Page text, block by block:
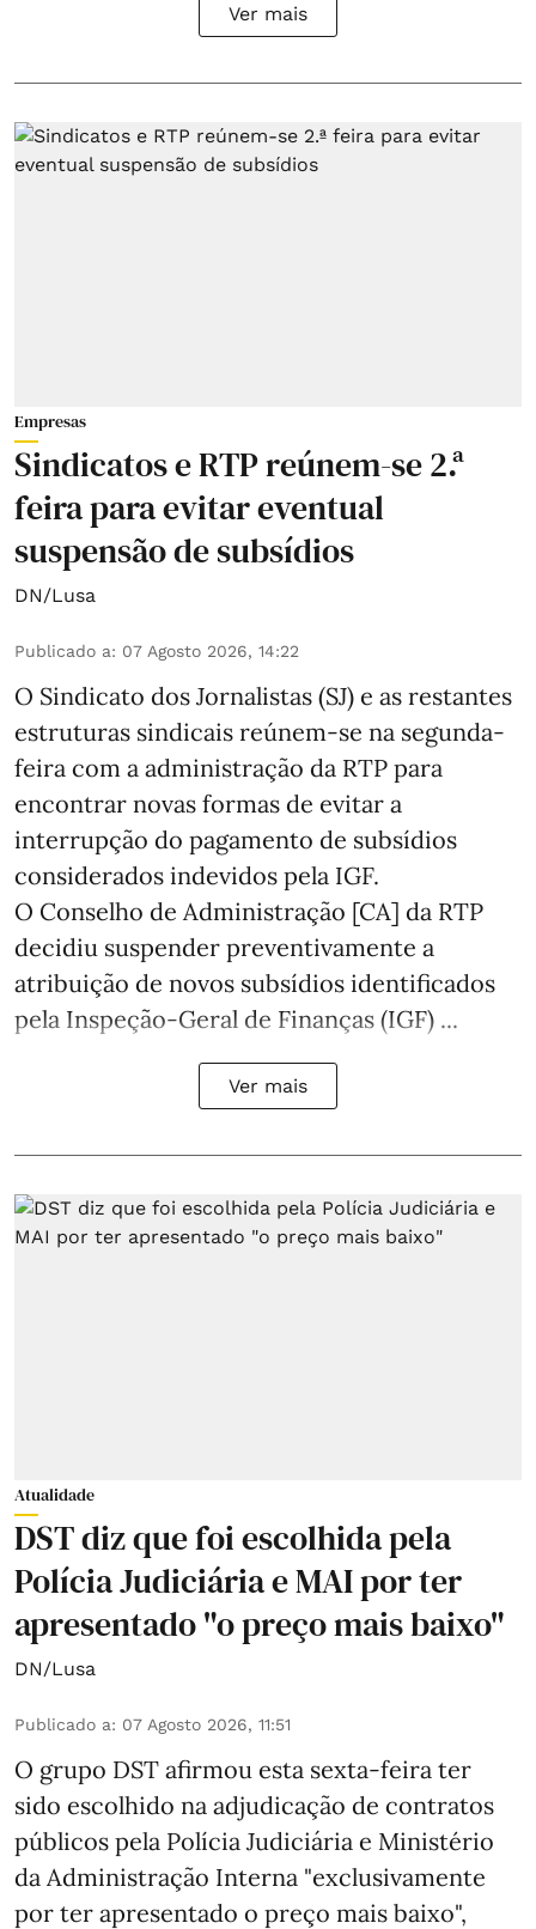
Ver mais
Empresas
Sindicatos e RTP reúnem-se 2.ª
feira para evitar eventual
suspensão de subsídios
DN/Lusa
Publicado a: 07 Agosto 2026, 14:22
O Sindicato dos Jornalistas (SJ) e as restantes
estruturas sindicais reúnem-se na segunda-
feira com a administração da RTP para
encontrar novas formas de evitar a
interrupção do pagamento de subsídios
considerados indevidos pela IGF.
O Conselho de Administração [CA] da RTP
decidiu suspender preventivamente a
atribuição de novos subsídios identificados
pela Inspeção-Geral de Finanças (IGF) ...
Ver mais
Atualidade
DST diz que foi escolhida pela
Polícia Judiciária e MAI por ter
apresentado "o preço mais baixo"
DN/Lusa
Publicado a: 07 Agosto 2026, 11:51
O grupo DST afirmou esta sexta-feira ter
sido escolhido na adjudicação de contratos
públicos pela Polícia Judiciária e Ministério
da Administração Interna "exclusivamente
por ter apresentado o preço mais baixo",